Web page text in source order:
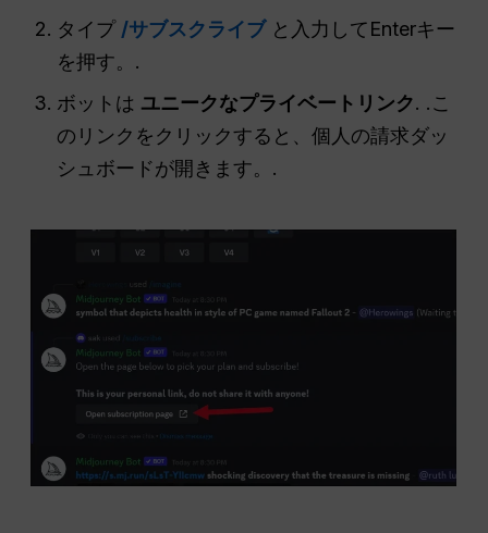
タイプ /サブスクライブと入力してEnterキー
を押す。.
ボットは ユニークなプライベートリンク. .こ
のリンクをクリックすると、個人の請求ダッ
シュボードが開きます。.